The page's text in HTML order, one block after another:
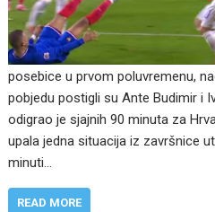
posebice u prvom poluvremenu,
pobjedu postigli su Ante Budimir i
odigrao je sjajnih 90 minuta za
upala jedna situacija iz završnice
minuti…
READ MORE